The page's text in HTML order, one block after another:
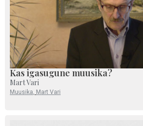
Kas igasugune muusika?
Mart Vari
Muusika Mart Vari